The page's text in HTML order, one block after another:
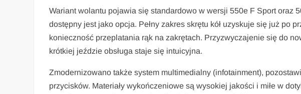
Wariant wolantu pojawia się standardowo w wersji 550e F Sport oraz
dostępny jest jako opcja. Pełny zakres skrętu kół uzyskuje się już po
konieczność przeplatania rąk na zakrętach. Przyzwyczajenie się do
krótkiej jeździe obsługa staje się intuicyjna.
Zmodernizowano także system multimedialny (infotainment),
przycisków. Materiały wykończeniowe są wysokiej jakości i miłe w